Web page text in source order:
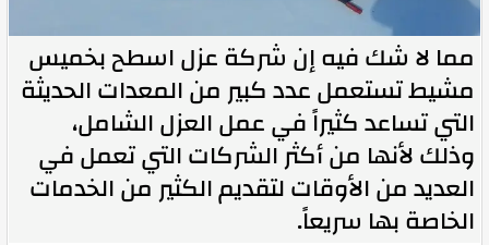
مما لا شك فيه إن شركة عزل اسطح بخميس
مشيط تستعمل عدد كبير من المعدات الحديثة
التي تساعد كثيراً في عمل العزل الشامل،
وذلك لأنها من أكثر الشركات التي تعمل في
العديد من الأوقات لتقديم الكثير من الخدمات
الخاصة بها سريعاً.